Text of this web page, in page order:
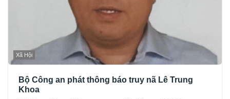
Xã Hội
Bộ Công an phát thông báo truy nã Lê Trung
Khoa